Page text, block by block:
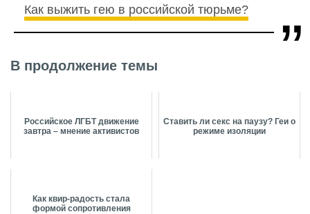
Как выжить гею в российской тюрьме?
В продолжение темы
Российское ЛГБТ движение
завтра – мнение активистов
Ставить ли секс на паузу? Геи о
режиме изоляции
Как квир-радость стала
формой сопротивления